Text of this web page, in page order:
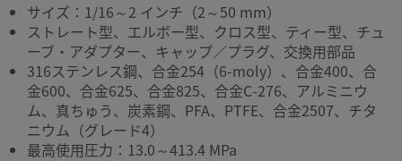
サイズ：1/16～2 インチ（2～50 mm）
ストレート型、エルボー型、クロス型、ティー型、チュ
ーブ・アダプター、キャップ／プラグ、交換用部品
316ステンレス鋼、合金254（6-moly）、合金400、合
金600、合金625、合金825、合金C-276、アルミニウ
ム、真ちゅう、炭素鋼、PFA、PTFE、合金2507、チタ
ニウム（グレード4）
最高使用圧力：13.0～413.4 MPa